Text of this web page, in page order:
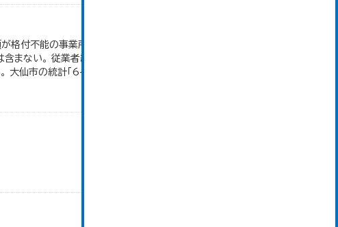
格付不能の事業所、卸売の商品販売額（仲立手数料を除
ない。 従業者総数は「個人業主」、「無給家族従業者」、
大仙市の統計「6-2...